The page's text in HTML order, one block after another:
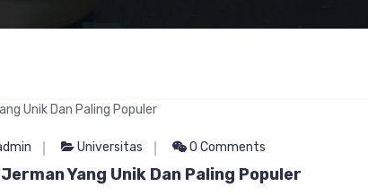
Universitas 0 Comments
Yang Unik Dan Paling Populer